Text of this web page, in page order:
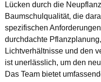
Lücken durch die
Baumschulqualität, die
spezifischen
durchdachte
Lichtverhältnisse und den
ist unerlässlich, um den
Das Team bietet